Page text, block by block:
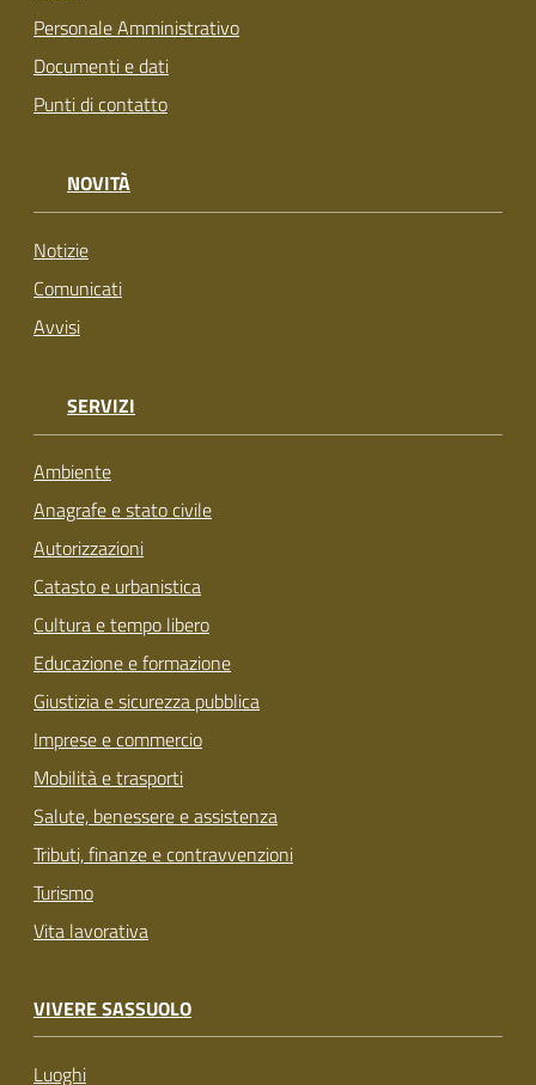
Personale Amministrativo
Documenti e dati
Punti di contatto
NOVITÀ
Notizie
Comunicati
Avvisi
SERVIZI
Ambiente
Anagrafe e stato civile
Autorizzazioni
Catasto e urbanistica
Cultura e tempo libero
Educazione e formazione
Giustizia e sicurezza pubblica
Imprese e commercio
Mobilità e trasporti
Salute, benessere e assistenza
Tributi, finanze e contravvenzioni
Turismo
Vita lavorativa
VIVERE SASSUOLO
Luoghi